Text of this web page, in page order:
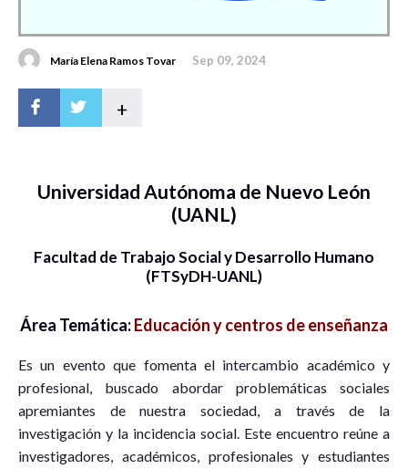
María Elena Ramos Tovar Sep 09, 2024
+
Universidad Autónoma de Nuevo León
(UANL)
Facultad de Trabajo Social y Desarrollo Humano
(FTSyDH-UANL)
Área Temática:Educación y centros de enseñanza
Es un evento que fomenta el intercambio académico y
profesional, buscado abordar problemáticas sociales
apremiantes de nuestra sociedad, a través de la
investigación y la incidencia social. Este encuentro reúne a
investigadores, académicos, profesionales y estudiantes